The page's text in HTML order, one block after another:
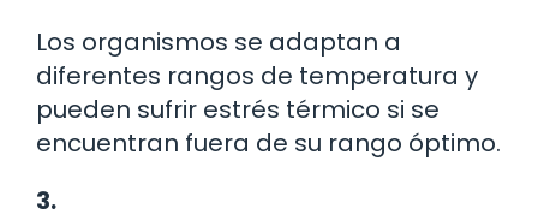
Los organismos se adaptan a
diferentes rangos de temperatura y
pueden sufrir estrés térmico si se
encuentran fuera de su rango óptimo.
3.